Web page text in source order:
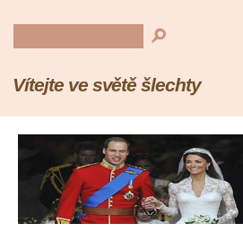
Vítejte ve světě šlechty